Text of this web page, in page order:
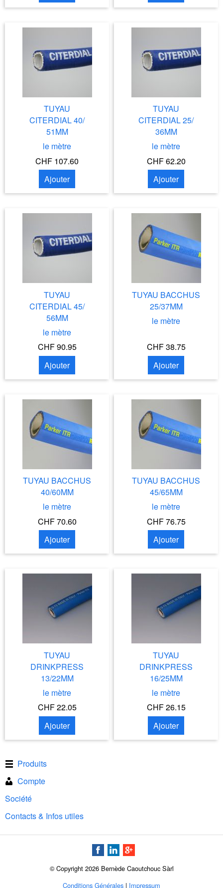
TUYAU
CITERDIAL 40/
51MM
le mètre
CHF 107.60
Ajouter
TUYAU
CITERDIAL 25/
36MM
le mètre
CHF 62.20
Ajouter
TUYAU
CITERDIAL 45/
56MM
le mètre
CHF 90.95
Ajouter
TUYAU BACCHUS
25/37MM
le mètre
CHF 38.75
Ajouter
TUYAU BACCHUS
40/60MM
le mètre
CHF 70.60
Ajouter
TUYAU BACCHUS
45/65MM
le mètre
CHF 76.75
Ajouter
TUYAU
DRINKPRESS
13/22MM
le mètre
CHF 22.05
Ajouter
TUYAU
DRINKPRESS
16/25MM
le mètre
CHF 26.15
Ajouter
Produits
Compte
Société
Contacts & Infos utiles
© Copyright 2026 Bernède Caoutchouc Sàrl
Conditions Générales | Impressum